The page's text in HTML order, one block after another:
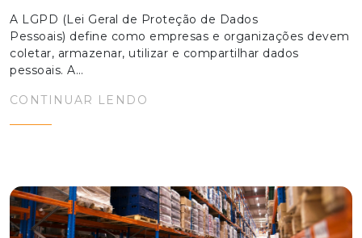
A LGPD (Lei Geral de Proteção de Dados
Pessoais) define como empresas e organizações devem
coletar, armazenar, utilizar e compartilhar dados
pessoais. A…
CONTINUAR LENDO